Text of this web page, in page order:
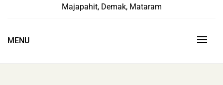
Majapahit, Demak, Mataram
MENU